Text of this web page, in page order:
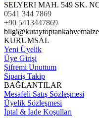
SELYERI MAH. 549 SK.
0541 344 7869
+90 5413447869
KURUMSAL
Yeni Üyelik
Üye Girişi
Şifremi Unuttum
Sipariş Takip
BAĞLANTILAR
Mesafeli Satış Sözleşmesi
Üyelik Sözleşmesi
İptal & İade Koşulları